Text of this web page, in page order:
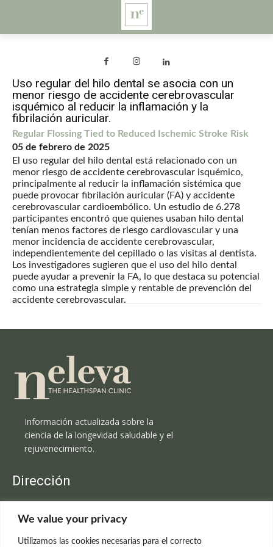
We value your privacy
Utilizamos las cookies necesarias para el correcto
Uso regular del hilo dental se asocia con un
menor riesgo de accidente cerebrovascular
isquémico al reducir la inflamación y la
fibrilación auricular.
Regular Flossing Tied to Reduced Ischemic Stroke Risk
05 de febrero de 2025
El uso regular del hilo dental está relacionado con un
menor riesgo de accidente cerebrovascular isquémico,
principalmente al reducir la inflamación sistémica que
puede provocar fibrilación auricular (FA) y accidente
cerebrovascular cardioembólico. Un estudio de 6.278
participantes encontró que quienes usaban hilo dental
tenían menos factores de riesgo cardiovascular y una
menor incidencia de accidente cerebrovascular,
independientemente del cepillado o las visitas al dentista.
Los investigadores sugieren que el uso del hilo dental
puede ayudar a prevenir la FA, lo que destaca su potencial
como una estrategia simple y rentable de prevención del
accidente cerebrovascular.
Información actualizada sobre la
ciencia de la longevidad saludable y el
rejuvenecimiento.
Dirección
C/Claudio Coello, 19 - 1º